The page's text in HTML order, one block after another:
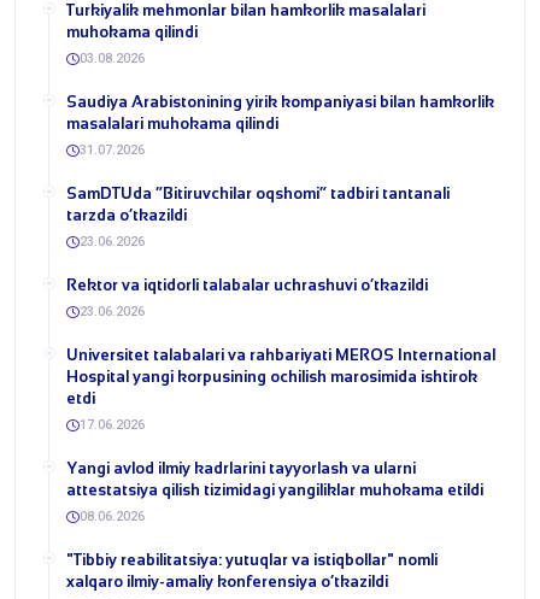
Turkiyalik mehmonlar bilan hamkorlik masalalari
muhokama qilindi
03.08.2026
​Saudiya Arabistonining yirik kompaniyasi bilan hamkorlik
masalalari muhokama qilindi
31.07.2026
​SamDTUda “Bitiruvchilar oqshomi” tadbiri tantanali
tarzda o‘tkazildi
23.06.2026
​Rektor va iqtidorli talabalar uchrashuvi o‘tkazildi
23.06.2026
Universitet talabalari va rahbariyati MEROS International
Hospital yangi korpusining ochilish marosimida ishtirok
etdi
17.06.2026
Yangi avlod ilmiy kadrlarini tayyorlash va ularni
attestatsiya qilish tizimidagi yangiliklar muhokama etildi
08.06.2026
​"Tibbiy reabilitatsiya: yutuqlar va istiqbollar" nomli
xalqaro ilmiy-amaliy konferensiya o‘tkazildi